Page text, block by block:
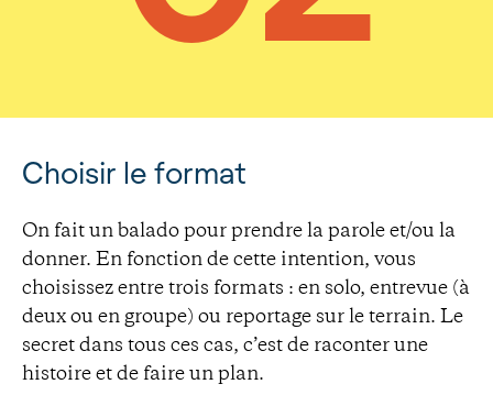
Choisir le format
On fait un balado pour prendre la parole et/ou la
donner. En fonction de cette intention, vous
choisissez entre trois formats : en solo, entrevue (à
deux ou en groupe) ou reportage sur le terrain. Le
secret dans tous ces cas, c’est de raconter une
histoire et de faire un plan.